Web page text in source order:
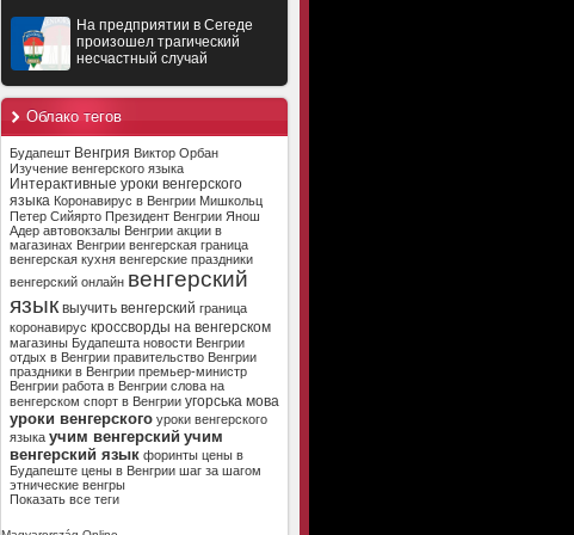
На предприятии в Сегеде
произошел трагический
несчастный случай
Облако тегов
Будапешт Венгрия Виктор Орбан
Изучение венгерского языка
Интерактивные уроки венгерского
языка Коронавирус в Венгрии Мишкольц
Петер Сийярто Президент Венгрии Янош
Адер автовокзалы Венгрии акции в
магазинах Венгрии венгерская граница
венгерская кухня венгерские праздники
венгерский онлайн венгерский
язык выучить венгерский граница
коронавирус кроссворды на венгерском
магазины Будапешта новости Венгрии
отдых в Венгрии правительство Венгрии
праздники в Венгрии премьер-министр
Венгрии работа в Венгрии слова на
венгерском спорт в Венгрии угорська мова
уроки венгерского уроки венгерского
языка учим венгерский учим
венгерский язык форинты цены в
Будапеште цены в Венгрии шаг за шагом
этнические венгры
Показать все теги